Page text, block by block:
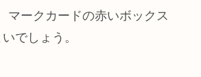
マークカードの赤いボックス
でしょう。